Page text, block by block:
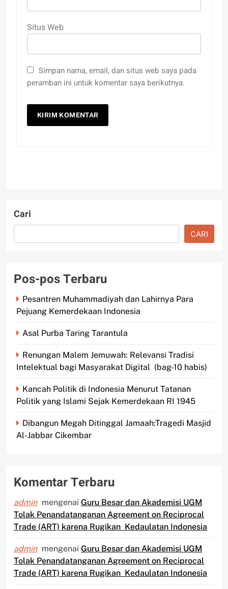
Situs Web
Simpan nama, email, dan situs web saya pada
peramban ini untuk komentar saya berikutnya.
Cari
CARI
Pos-pos Terbaru
Pesantren Muhammadiyah dan Lahirnya Para
Pejuang Kemerdekaan Indonesia
Asal Purba Taring Tarantula
Renungan Malem Jemuwah: Relevansi Tradisi
Intelektual bagi Masyarakat Digital (bag-10 habis)
Kancah Politik di Indonesia Menurut Tatanan
Politik yang Islami Sejak Kemerdekaan RI 1945
Dibangun Megah Ditinggal Jamaah:Tragedi Masjid
Al-Jabbar Cikembar
Komentar Terbaru
admin mengenai Guru Besar dan Akademisi UGM
Tolak Penandatanganan Agreement on Reciprocal
Trade (ART) karena Rugikan Kedaulatan Indonesia
admin mengenai Guru Besar dan Akademisi UGM
Tolak Penandatanganan Agreement on Reciprocal
Trade (ART) karena Rugikan Kedaulatan Indonesia